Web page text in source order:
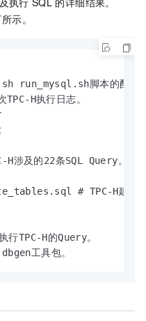
示。
run_mysql.sh脚本的配置
H执行日志。
涉及的22条SQL Query。
# TPC-H建表
TPC-H的Query。
工具包。